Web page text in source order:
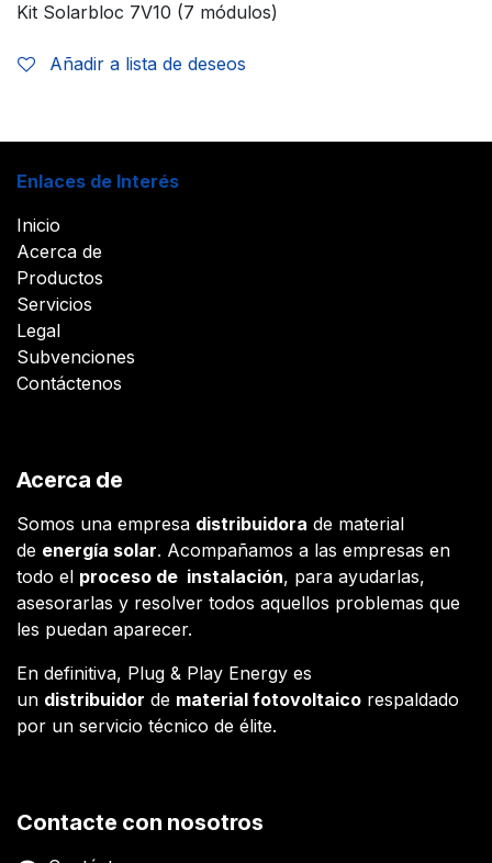
Kit Solarbloc 7V10 (7 módulos)
Añadir a lista de deseos
Enlaces de Interés
Inicio
Acerca de
Productos
Servicios
Legal
Subvenciones
Contáctenos
Acerca de
Somos una empresa distribuidora de material
de energía solar. Acompañamos a las empresas en
todo el proceso de instalación, para ayudarlas,
asesorarlas y resolver todos aquellos problemas que
les puedan aparecer.
En definitiva, Plug & Play Energy es
un distribuidor de material fotovoltaico respaldado
por un servicio técnico de élite.
Contacte con nosotros